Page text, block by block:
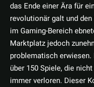
das Ende einer Ära für
revolutionär galt und
im Gaming-Bereich
Marktplatz jedoch
problematisch
über 150 Spiele, die
immer verloren. Dieser